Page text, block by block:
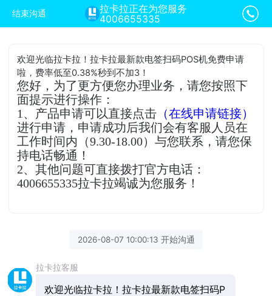
结束沟通
拉卡拉正在为您服务
4006655335
欢迎光临拉卡拉！拉卡拉最新款电签扫码POS机免费申请
啦，费率低至0.38%秒到不加3！
您好，为了更方便您办理业务，请您按照下
面提示进行操作：
1、产品申请可以直接点击 （在线申请链接）
进行申请，申请成功后我们会有客服人员在
工作时间内（9.30-18.00）与您联系，请您保
持电话畅通！
2、其他问题可直接拨打官方电话：
4006655335拉卡拉竭诚为您服务！
2026-08-07 10:00:13 开始沟通
拉卡拉客服
欢迎光临拉卡拉！拉卡拉最新款电签扫码P